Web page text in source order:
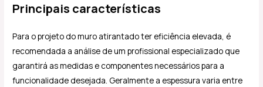
Principais características
Para o projeto do muro atirantado ter eficiência elevada, é
recomendada a análise de um profissional especializado que
garantirá as medidas e componentes necessários para a
funcionalidade desejada. Geralmente a espessura varia entre